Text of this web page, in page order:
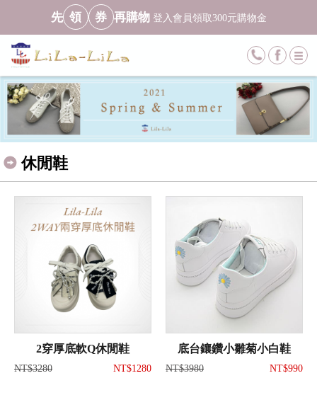
先 領 券 再購物 登入會員領取300元購物金
休閒鞋
2穿厚底軟Q休閒鞋
NT$3280 NT$1280
底台鑲鑽小雛菊小白鞋
NT$3980 NT$990